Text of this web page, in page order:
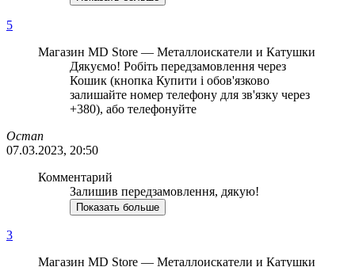
5
Магазин MD Store — Металлоискатели и Катушки
Дякуємо! Робіть передзамовлення через
Кошик (кнопка Купити і обов'язково
залишайте номер телефону для зв'язку через
+380), або телефонуйте
Остап
07.03.2023, 20:50
Комментарий
Залишив передзамовлення, дякую!
Показать больше
3
Магазин MD Store — Металлоискатели и Катушки